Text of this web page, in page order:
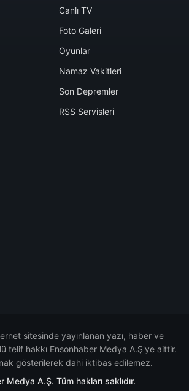
Canlı TV
Foto Galeri
Oyunlar
Namaz Vakitleri
Son Depremler
RSS Servisleri
sitesinde yayınlanan yazı, haber ve
telif hakkı Ensonhaber Medya A.Ş'ye aittir.
gösterilerek dahi iktibas edilemez.
A.Ş. Tüm hakları saklıdır.